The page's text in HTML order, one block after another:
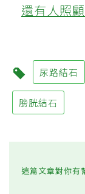
還有人照
尿路結石
膀胱結石
這篇文章對你有